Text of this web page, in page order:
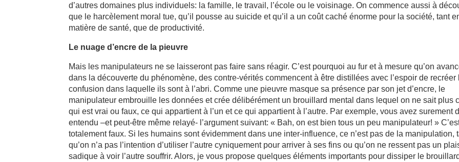
d’autres domaines plus individuels: la famille, le travail, l’école ou le voisinage. On commence aussi à
que le harcèlement moral tue, qu’il pousse au suicide et qu’il a un coût caché énorme pour la société, tant
matière de santé, que de productivité.
Le nuage d’encre de la pieuvre
Mais les manipulateurs ne se laisseront pas faire sans réagir. C’est pourquoi au fur et à mesure qu’on
dans la découverte du phénomène, des contre-vérités commencent à être distillées avec l’espoir de recréer
confusion dans laquelle ils sont à l’abri. Comme une pieuvre masque sa présence par son jet d’encre, le
manipulateur embrouille les données et crée délibérément un brouillard mental dans lequel on ne sait plus
qui est vrai ou faux, ce qui appartient à l’un et ce qui appartient à l’autre. Par exemple, vous avez surement
entendu –et peut-être même relayé- l’argument suivant: « Bah, on est bien tous un peu manipulateur! »
totalement faux. Si les humains sont évidemment dans une inter-influence, ce n’est pas de la manipulation,
qu’on n’a pas l’intention d’utiliser l’autre cyniquement pour arriver à ses fins ou qu’on ne ressent pas un
sadique à voir l’autre souffrir. Alors, je vous propose quelques éléments importants pour dissiper le